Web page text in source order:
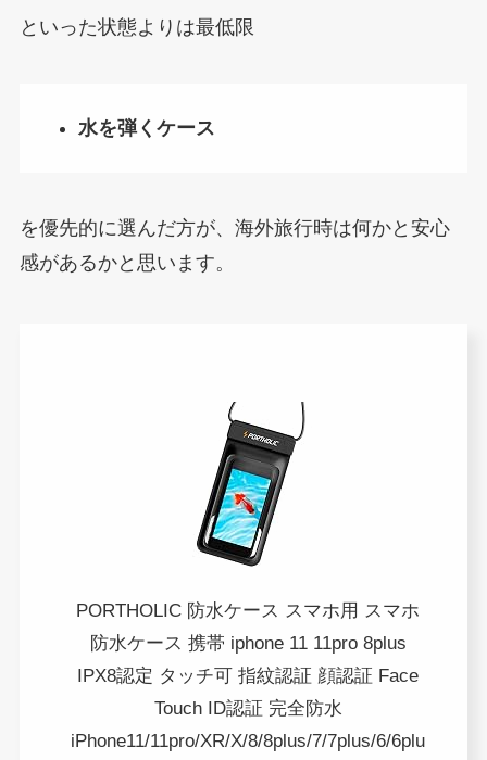
といった状態よりは最低限
水を弾くケース
を優先的に選んだ方が、海外旅行時は何かと安心
感があるかと思います。
PORTHOLIC 防水ケース スマホ用 スマホ
防水ケース 携帯 iphone 11 11pro 8plus
IPX8認定 タッチ可 指紋認証 顔認証 Face
Touch ID認証 完全防水
iPhone11/11pro/XR/X/8/8plus/7/7plus/6/6plu